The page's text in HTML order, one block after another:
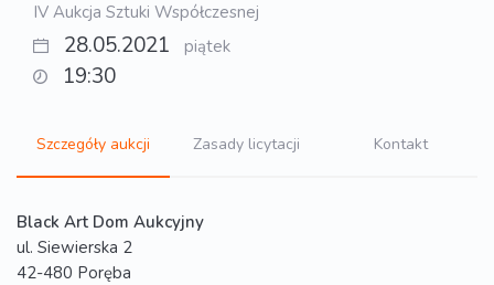
IV Aukcja Sztuki Współczesnej
28.05.2021 piątek
19:30
Szczegóły aukcji Zasady licytacji Kontakt
Black Art Dom Aukcyjny
ul. Siewierska 2
42-480 Poręba